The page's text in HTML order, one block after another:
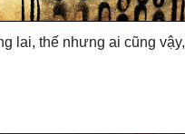
lai, thế nhưng ai cũng vậy,